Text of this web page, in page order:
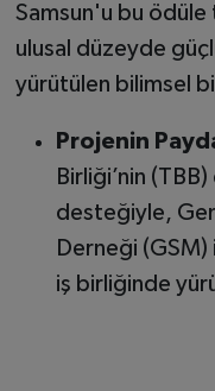
Samsun'u bu ödüle
ulusal düzeyde
yürütülen bilimsel
Projenin
Birliği’nin
desteğiyle,
Derneği (GSM)
iş birliğinde